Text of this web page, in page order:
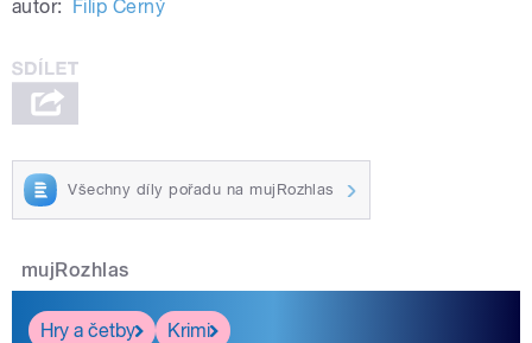
autor: Filip Černý
Všechny díly pořadu na mujRozhlas
mujRozhlas
Hry a četby
Krimi